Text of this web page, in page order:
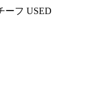
ーフ USED